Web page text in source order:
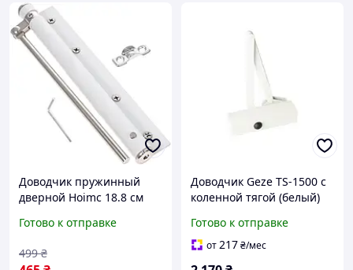
Доводчик пружинный
дверной Hoimc 18.8 см
петля с пружинным
(R051640)
Готово к отправке
499 ₴
Доводчик Geze TS-1500 с
коленной тягой (белый)
Готово к отправке
от217₴/мес